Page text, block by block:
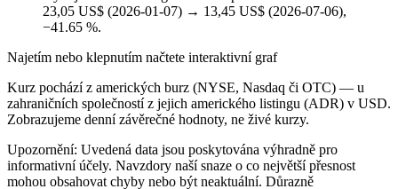
23,05 US$ (2026-01-07) → 13,45 US$ (2026-07-06),
−41.65 %.
Najetím nebo klepnutím načtete interaktivní graf
Kurz pochází z amerických burz (NYSE, Nasdaq či OTC) — u
zahraničních společností z jejich amerického listingu (ADR) v USD.
Zobrazujeme denní závěrečné hodnoty, ne živé kurzy.
Upozornění: Uvedená data jsou poskytována výhradně pro
informativní účely. Navzdory naší snaze o co největší přesnost
mohou obsahovat chyby nebo být neaktuální. Důrazně